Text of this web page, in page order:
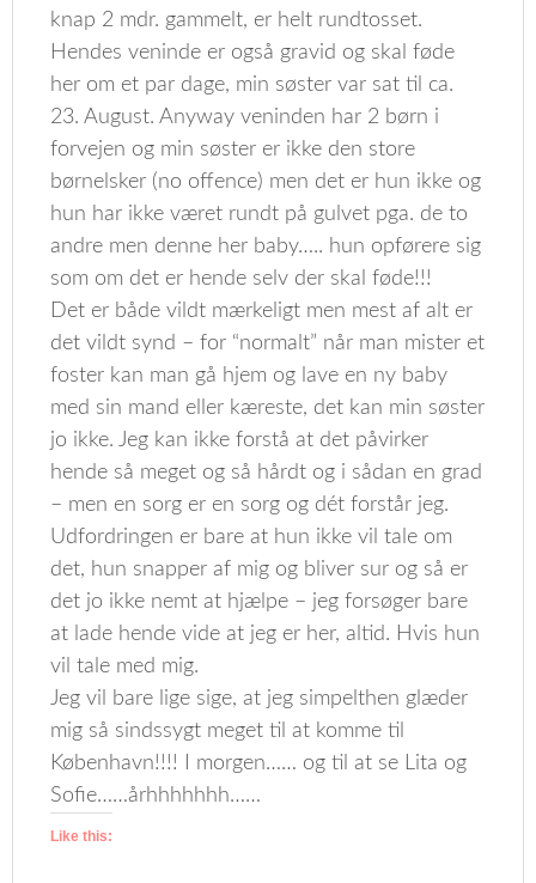
knap 2 mdr. gammelt, er helt rundtosset.
Hendes veninde er også gravid og skal føde
her om et par dage, min søster var sat til ca.
23. August. Anyway veninden har 2 børn i
forvejen og min søster er ikke den store
børnelsker (no offence) men det er hun ikke og
hun har ikke været rundt på gulvet pga. de to
andre men denne her baby….. hun opførere sig
som om det er hende selv der skal føde!!!
Det er både vildt mærkeligt men mest af alt er
det vildt synd – for “normalt” når man mister et
foster kan man gå hjem og lave en ny baby
med sin mand eller kæreste, det kan min søster
jo ikke. Jeg kan ikke forstå at det påvirker
hende så meget og så hårdt og i sådan en grad
– men en sorg er en sorg og dét forstår jeg.
Udfordringen er bare at hun ikke vil tale om
det, hun snapper af mig og bliver sur og så er
det jo ikke nemt at hjælpe – jeg forsøger bare
at lade hende vide at jeg er her, altid. Hvis hun
vil tale med mig.
Jeg vil bare lige sige, at jeg simpelthen glæder
mig så sindssygt meget til at komme til
København!!!! I morgen…… og til at se Lita og
Sofie……århhhhhhh……
Like this: